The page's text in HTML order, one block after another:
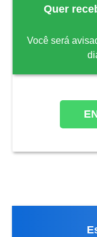
Quer
Você será